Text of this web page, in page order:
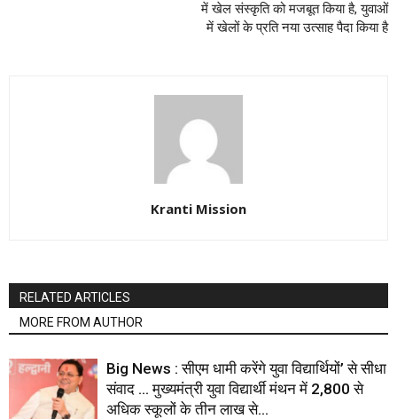
में खेल संस्कृति को मजबूत किया है, युवाओं
में खेलों के प्रति नया उत्साह पैदा किया है
Kranti Mission
RELATED ARTICLES
MORE FROM AUTHOR
Big News : सीएम धामी करेंगे युवा विद्यार्थियों’ से सीधा
संवाद … मुख्यमंत्री युवा विद्यार्थी मंथन में 2,800 से
अधिक स्कूलों के तीन लाख से...